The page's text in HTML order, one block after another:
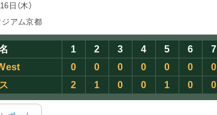
日（木）
ジアム京都
1 2 3 4 5 6 7
0 0 0 0 0 0 0
2 1 0 0 1 0 0